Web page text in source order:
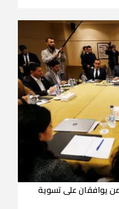
يوافقان على تسوية